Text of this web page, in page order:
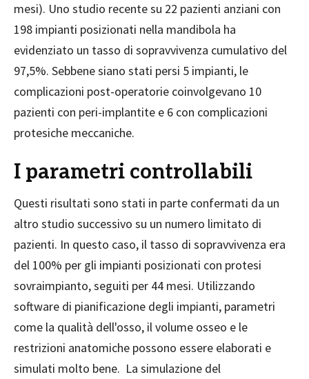
mesi). Uno studio recente su 22 pazienti anziani con
198 impianti posizionati nella mandibola ha
evidenziato un tasso di sopravvivenza cumulativo del
97,5%. Sebbene siano stati persi 5 impianti, le
complicazioni post-operatorie coinvolgevano 10
pazienti con peri-implantite e 6 con complicazioni
protesiche meccaniche.
I parametri controllabili
Questi risultati sono stati in parte confermati da un
altro studio successivo su un numero limitato di
pazienti. In questo caso, il tasso di sopravvivenza era
del 100% per gli impianti posizionati con protesi
sovraimpianto, seguiti per 44 mesi. Utilizzando
software di pianificazione degli impianti, parametri
come la qualità dell'osso, il volume osseo e le
restrizioni anatomiche possono essere elaborati e
simulati molto bene. La simulazione del